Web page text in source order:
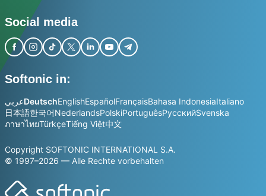
Social media
Softonic in:
عربيDeutschEnglishEspañolFrançaisBahasa IndonesiaItaliano
日本語한국어NederlandsPolskiPortuguêsРусскийSvenska
ภาษาไทยTürkçeTiếng Việt中文
Copyright SOFTONIC INTERNATIONAL S.A.
© 1997–2026 — Alle Rechte vorbehalten